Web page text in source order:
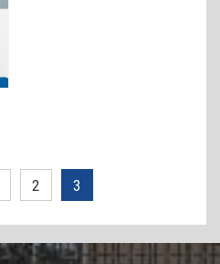
2 3